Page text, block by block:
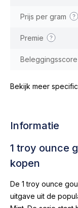
Prijs per gram
Premie
Beleggingsscore
Bekijk meer
Informatie
1 troy ounce
kopen
De 1 troy ounce
uitgave uit de